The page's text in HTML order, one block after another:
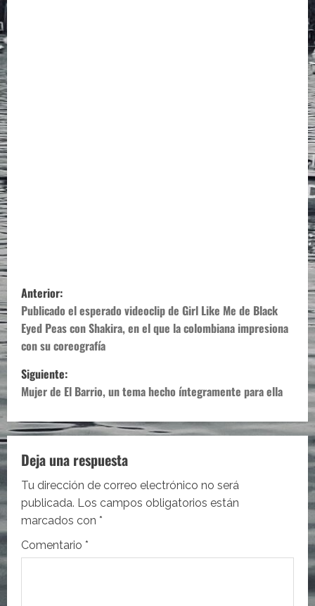
N
a
v
e
g
a
c
i
ó
n
Anterior:
Publicado el esperado videoclip de Girl Like Me de Black
Eyed Peas con Shakira, en el que la colombiana impresiona
con su coreografía
Siguiente:
Mujer de El Barrio, un tema hecho íntegramente para ella
Deja una respuesta
Tu dirección de correo electrónico no será
publicada. Los campos obligatorios están
marcados con *
Comentario *